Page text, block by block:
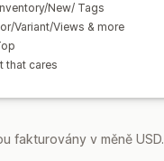
New/ Tags
Variant/Views & more
that cares
fakturovány v měně USD.